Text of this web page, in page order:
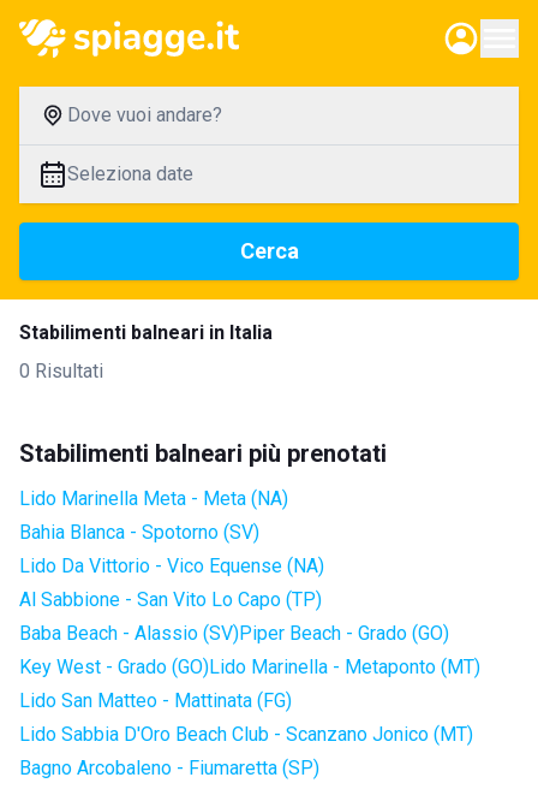
Dove vuoi andare?
Seleziona date
Cerca
Stabilimenti balneari in Italia
0 Risultati
Stabilimenti balneari più prenotati
Lido Marinella Meta - Meta (NA)
Bahia Blanca - Spotorno (SV)
Lido Da Vittorio - Vico Equense (NA)
Al Sabbione - San Vito Lo Capo (TP)
Baba Beach - Alassio (SV)Piper Beach - Grado (GO)
Key West - Grado (GO)Lido Marinella - Metaponto (MT)
Lido San Matteo - Mattinata (FG)
Lido Sabbia D'Oro Beach Club - Scanzano Jonico (MT)
Bagno Arcobaleno - Fiumaretta (SP)